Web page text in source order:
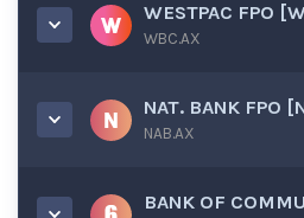
WESTPAC FPO
WBC.AX
NAT. BANK FPO
NAB.AX
BANK OF